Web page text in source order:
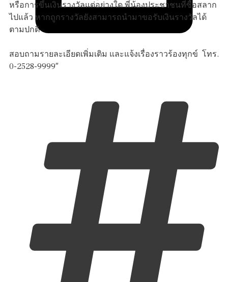
หรือการขึ้นเงินรางวัลแต่อย่างใด พี่น้องประชาชนที่ซื้อสลาก
ไปแล้ว หากถูกรางวัลยังสามารถนำมาขอรับเงินรางวัลได้
ตามปกติ
สอบถามรายละเอียดเพิ่มเติม และแจ้งเรื่องราวร้องทุกข์ โทร.
0-2528-9999″